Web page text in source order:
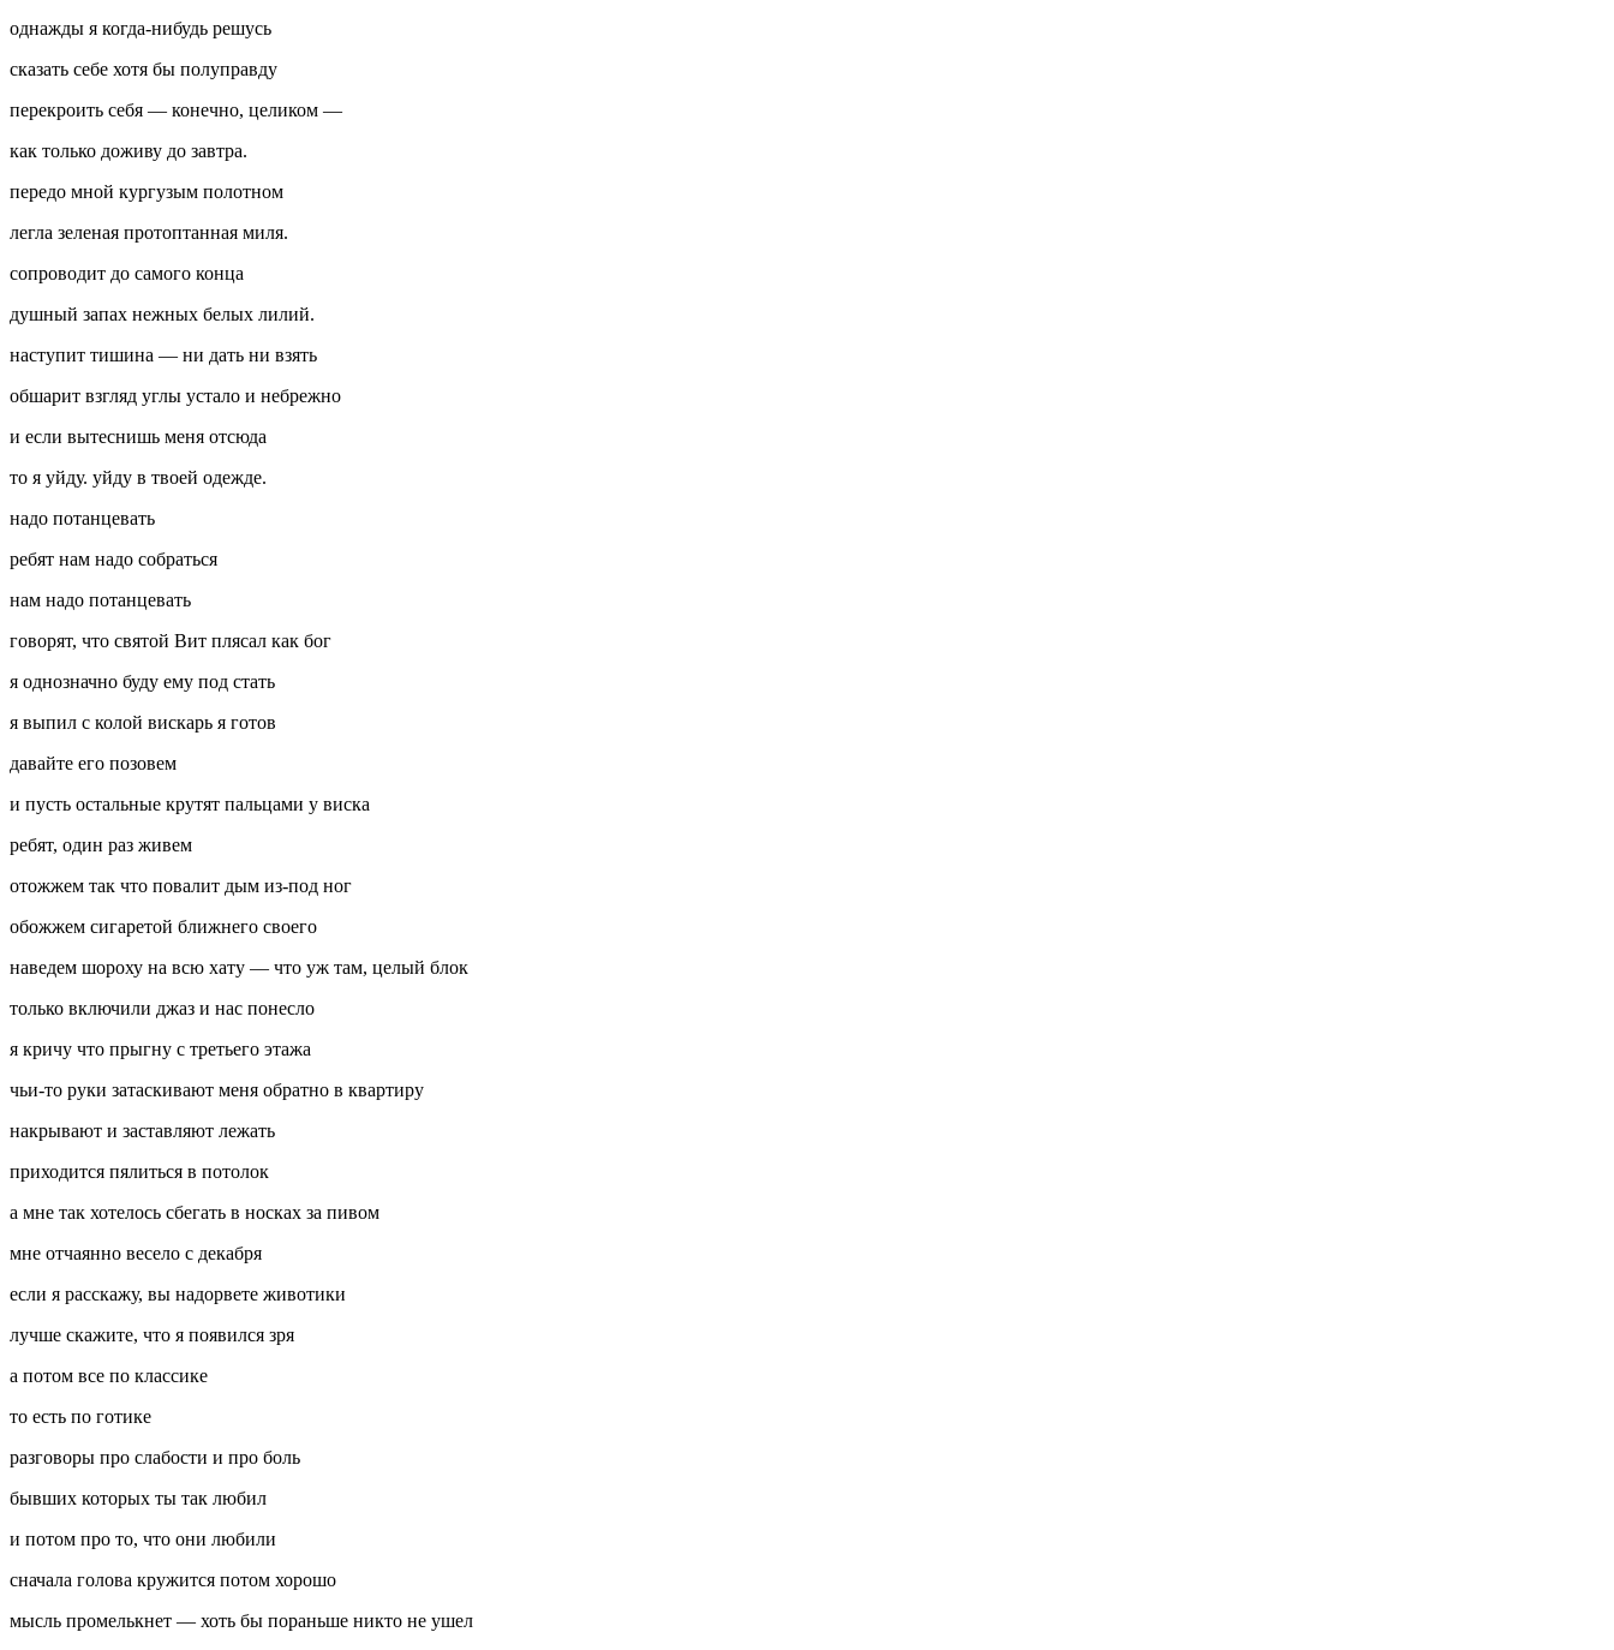
однажды я когда-нибудь решусь
сказать себе хотя бы полуправду
перекроить себя — конечно, целиком —
как только доживу до завтра.
передо мной кургузым полотном
легла зеленая протоптанная миля.
сопроводит до самого конца
душный запах нежных белых лилий.
наступит тишина — ни дать ни взять
обшарит взгляд углы устало и небрежно
и если вытеснишь меня отсюда
то я уйду. уйду в твоей одежде.
надо потанцевать
ребят нам надо собраться
нам надо потанцевать
говорят, что святой Вит плясал как бог
я однозначно буду ему под стать
я выпил с колой вискарь я готов
давайте его позовем
и пусть остальные крутят пальцами у виска
ребят, один раз живем
отожжем так что повалит дым из-под ног
обожжем сигаретой ближнего своего
наведем шороху на всю хату — что уж там, целый блок
только включили джаз и нас понесло
я кричу что прыгну с третьего этажа
чьи-то руки затаскивают меня обратно в квартиру
накрывают и заставляют лежать
приходится пялиться в потолок
а мне так хотелось сбегать в носках за пивом
мне отчаянно весело с декабря
если я расскажу, вы надорвете животики
лучше скажите, что я появился зря
а потом все по классике
то есть по готике
разговоры про слабости и про боль
бывших которых ты так любил
и потом про то, что они любили
сначала голова кружится потом хорошо
мысль промелькнет — хоть бы пораньше никто не ушел